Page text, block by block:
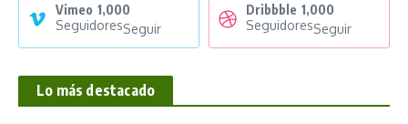
Vimeo 1,000
SeguidoresSeguir
Dribbble 1,000
SeguidoresSeguir
Lo más destacado